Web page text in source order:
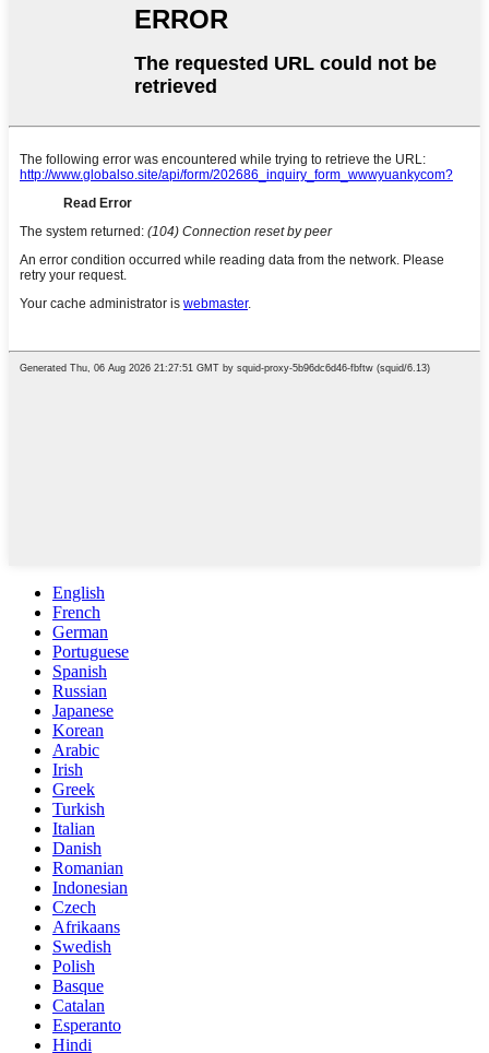
English
French
German
Portuguese
Spanish
Russian
Japanese
Korean
Arabic
Irish
Greek
Turkish
Italian
Danish
Romanian
Indonesian
Czech
Afrikaans
Swedish
Polish
Basque
Catalan
Esperanto
Hindi